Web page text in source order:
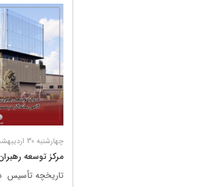
چهارشنبه 30 اردیبهشت 1405
مرکز توسعه
تاریخچه تأسیس
برند ها